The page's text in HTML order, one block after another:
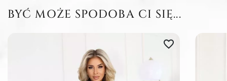
BYĆ MOŻE SPODOBA CI SIĘ...
favorite_border